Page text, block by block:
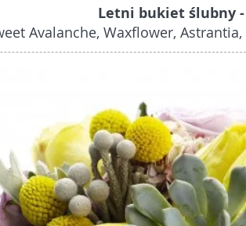
Letni bukiet ślubny -
Avalanche, Waxflower,